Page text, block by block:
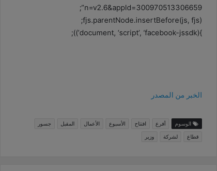
n=v2.6&appId=300970513306659”;
fjs.parentNode.insertBefore(js, fjs);
}(document, ‘script’, ‘facebook-jssdk’));
الخبر من المصدر
الوسوم أفرع افتتاح الأسبوع الأعمال المقبل
جسور
قطاع
لشركة وزير